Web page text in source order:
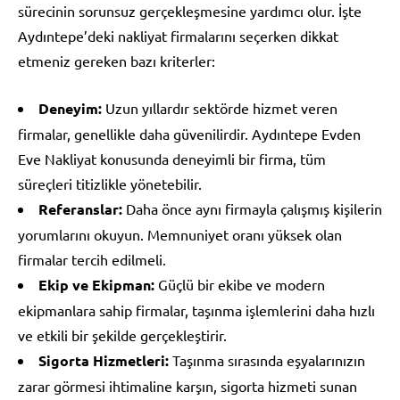
sürecinin sorunsuz gerçekleşmesine yardımcı olur. İşte
Aydıntepe’deki nakliyat firmalarını seçerken dikkat
etmeniz gereken bazı kriterler:
Deneyim: Uzun yıllardır sektörde hizmet veren
firmalar, genellikle daha güvenilirdir. Aydıntepe Evden
Eve Nakliyat konusunda deneyimli bir firma, tüm
süreçleri titizlikle yönetebilir.
Referanslar: Daha önce aynı firmayla çalışmış kişilerin
yorumlarını okuyun. Memnuniyet oranı yüksek olan
firmalar tercih edilmeli.
Ekip ve Ekipman: Güçlü bir ekibe ve modern
ekipmanlara sahip firmalar, taşınma işlemlerini daha hızlı
ve etkili bir şekilde gerçekleştirir.
Sigorta Hizmetleri: Taşınma sırasında eşyalarınızın
zarar görmesi ihtimaline karşın, sigorta hizmeti sunan